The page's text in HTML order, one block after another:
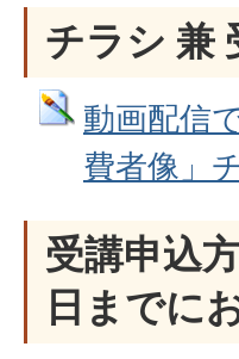
チラシ 兼
動画配信
費者像」
受講申込
日までに